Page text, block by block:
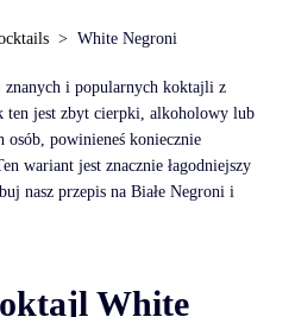
White Negroni
i popularnych koktajli z
ten jest zbyt cierpki, alkoholowy lub
osób, powinieneś koniecznie
wariant jest znacznie łagodniejszy
nasz przepis na Białe Negroni i
White